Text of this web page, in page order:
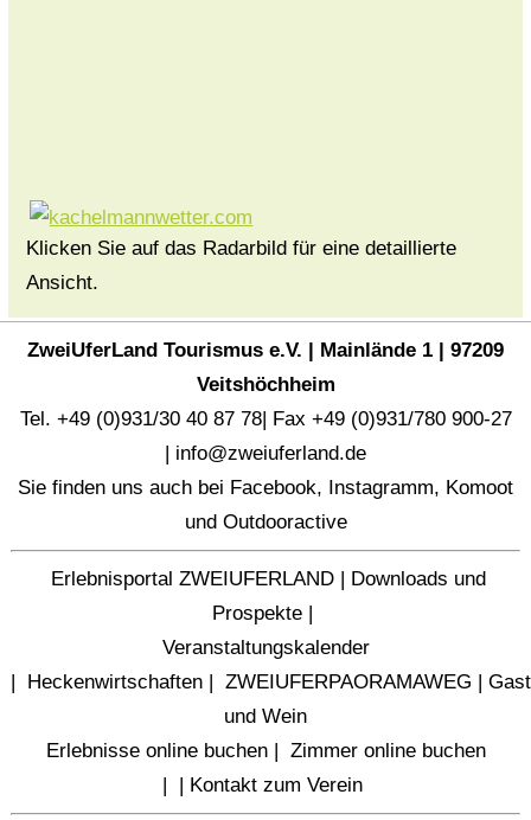
Klicken Sie auf das Radarbild für eine detaillierte
Ansicht.
ZweiUferLand Tourismus e.V. | Mainlände 1 | 97209
Veitshöchheim
Tel. +49 (0)931/30 40 87 78| Fax +49 (0)931/780 900-27
info@zweiuferland.de
Sie finden uns auch bei Facebook, Instagramm, Komoot
und Outdooractive
Erlebnisportal ZWEIUFERLAND
Downloads und
Prospekte
Veranstaltungskalender
Heckenwirtschaften| ZWEIUFERPAORAMAWEG
und Wein
Erlebnisse online buchen|
Zimmer online buchen
Kontakt zum Verein